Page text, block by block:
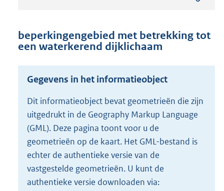
n
s
o
t
t
e
:
4
,
8
M
beperkingengebied met betrekking tot
een waterkerend dijklichaam
Gegevens in het informatieobject
Dit informatieobject bevat geometrieën die zijn
uitgedrukt in de Geography Markup Language
(GML). Deze pagina toont voor u de
geometrieën op de kaart. Het GML-bestand is
echter de authentieke versie van de
vastgestelde geometrieën. U kunt de
authentieke versie downloaden via: